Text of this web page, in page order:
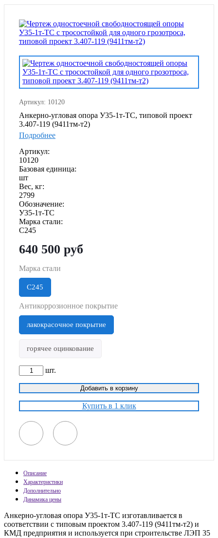
Артикул: 10120
Анкерно-угловая опора У35-1т-ТС, типовой проект
3.407-119 (9411тм-т2)
Подробнее
Артикул:
10120
Базовая единица:
шт
Вес, кг:
2799
Обозначение:
У35-1т-ТС
Марка стали:
С245
640 500 руб
Марка стали
С245
Антикоррозионное покрытие
лакокрасочное покрытие
горячее оцинкование
шт.
Добавить в корзину
Купить в 1 клик
Описание
Характеристики
Дополнительно
Динамика цены
Анкерно-угловая опора У35-1т-ТС изготавливается в
соответствии с типовым проектом 3.407-119 (9411тм-т2) и
КМД предприятия и используется при строительстве ЛЭП 35